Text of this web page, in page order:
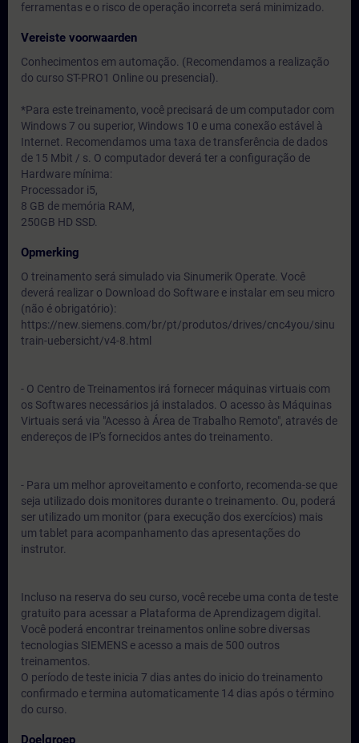
ferramentas e o risco de operação incorreta será minimizado.
Vereiste voorwaarden
Conhecimentos em automação. (Recomendamos a realização
do curso ST-PRO1 Online ou presencial).
*Para este treinamento, você precisará de um computador com
Windows 7 ou superior, Windows 10 e uma conexão estável à
Internet. Recomendamos uma taxa de transferência de dados
de 15 Mbit / s. O computador deverá ter a configuração de
Hardware mínima:
Processador i5,
8 GB de memória RAM,
250GB HD SSD.
Opmerking
O treinamento será simulado via Sinumerik Operate. Você
deverá realizar o Download do Software e instalar em seu micro
(não é obrigatório):
https://new.siemens.com/br/pt/produtos/drives/cnc4you/sinu
train-uebersicht/v4-8.html
- O Centro de Treinamentos irá fornecer máquinas virtuais com
os Softwares necessários já instalados. O acesso às Máquinas
Virtuais será via "Acesso à Área de Trabalho Remoto", através de
endereços de IP's fornecidos antes do treinamento.
- Para um melhor aproveitamento e conforto, recomenda-se que
seja utilizado dois monitores durante o treinamento. Ou, poderá
ser utilizado um monitor (para execução dos exercícios) mais
um tablet para acompanhamento das apresentações do
instrutor.
Incluso na reserva do seu curso, você recebe uma conta de teste
gratuito para acessar a Plataforma de Aprendizagem digital.
Você poderá encontrar treinamentos online sobre diversas
tecnologias SIEMENS e acesso a mais de 500 outros
treinamentos.
O período de teste inicia 7 dias antes do inicio do treinamento
confirmado e termina automaticamente 14 dias após o término
do curso.
Doelgroep